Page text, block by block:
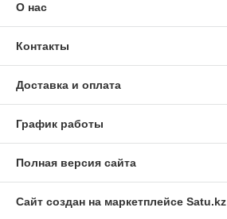
О нас
Контакты
Доставка и оплата
График работы
Полная версия сайта
Сайт создан на маркетплейсе Satu.kz